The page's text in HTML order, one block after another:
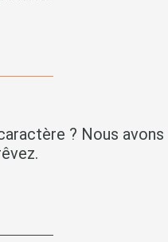
? Nous avons